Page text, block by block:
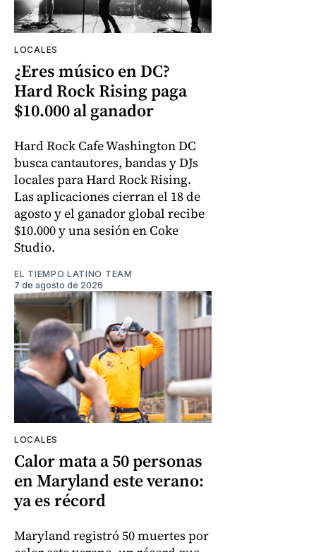
LOCALES
¿Eres músico en DC?
Hard Rock Rising paga
$10.000 al ganador
Hard Rock Cafe Washington DC
busca cantautores, bandas y DJs
locales para Hard Rock Rising.
Las aplicaciones cierran el 18 de
agosto y el ganador global recibe
$10.000 y una sesión en Coke
Studio.
EL TIEMPO LATINO TEAM
7 de agosto de 2026
LOCALES
Calor mata a 50 personas
en Maryland este verano:
ya es récord
Maryland registró 50 muertes por